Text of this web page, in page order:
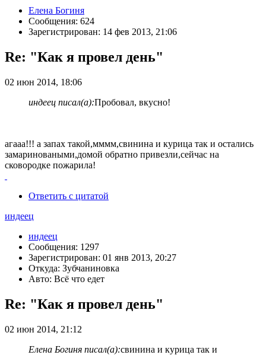
Елена Богиня
Сообщения: 624
Зарегистрирован: 14 фев 2013, 21:06
Re: "Как я провел день"
02 июн 2014, 18:06
индеец писал(а):Пробовал, вкусно!
агааа!!! а запах такой,мммм,свинина и курица так и остались
замариноваными,домой обратно привезли,сейчас на
сковородке пожарила!
Ответить с цитатой
индеец
индеец
Сообщения: 1297
Зарегистрирован: 01 янв 2013, 20:27
Откуда: Зубчаниновка
Авто: Всё что едет
Re: "Как я провел день"
02 июн 2014, 21:12
Елена Богиня писал(а):свинина и курица так и